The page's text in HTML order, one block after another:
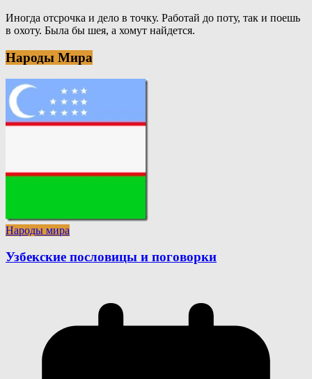
Иногда отсрочка и дело в точку. Работай до поту, так и поешь
в охоту. Была бы шея, а хомут найдется.
Народы Мира
Народы мира
Узбекские пословицы и поговорки